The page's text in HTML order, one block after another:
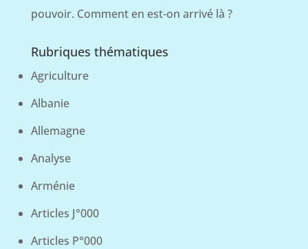
pouvoir. Comment en est-on arrivé là ?
Rubriques thématiques
Agriculture
Albanie
Allemagne
Analyse
Arménie
Articles J°000
Articles P°000